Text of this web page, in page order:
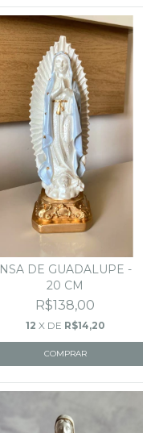
NSA DE GUADALUPE -
20 CM
R$138,00
12 X DE R$14,20